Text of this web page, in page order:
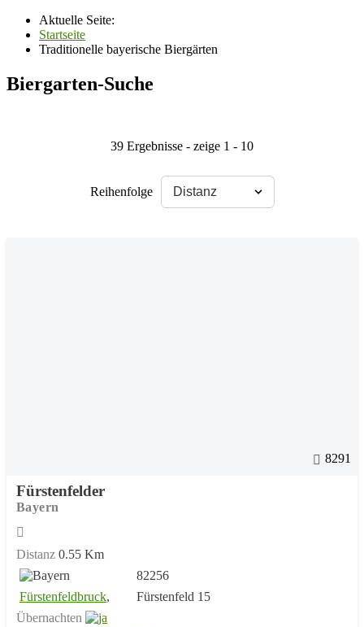
Aktuelle Seite:
Startseite
Traditionelle bayerische Biergärten
Biergarten-Suche
39 Ergebnisse - zeige 1 - 10
Reihenfolge
8291
Fürstenfelder
Bayern
Distanz 0.55 Km
82256
Fürstenfeldbruck,
Fürstenfeld 15
Übernachten